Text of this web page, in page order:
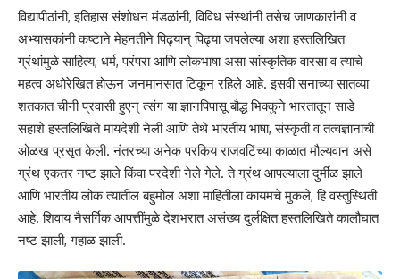
विद्यापीठांनी, इतिहास संशोधन मंडळांनी, विविध संस्थांनी तसेच जाणकारांनी व
अभ्यासकांनी कष्टाने मेहनतीने पिढ्यान् पिढ्या जपलेल्या अशा हस्तलिखित
ग्रंथांमुळे साहित्य, धर्म, परंपरा आणि लोकभाषा असा सांस्कृतिक वारसा व त्याचे
महत्व अधोरेखित होऊन जनमानसात टिकून रहिले आहे. इसवी सनाच्या सातव्या
शतकात चीनी प्रवासी हुएन् त्संग या ज्ञानपिपासू बौद्ध भिक्कुने भारतातून साडे
सहाशे हस्तलिखिते मायदेशी नेली आणि तेथे भारतीय भाषा, संस्कृती व तत्वज्ञानाची
ओळख प्रसृत केली. नंतरच्या अनेक परकिय राजवटिंच्या काळात मौल्यवान असे
ग्रंथ एकतर नष्ट झाले किंवा परदेशी नेले गेले. ते ग्रंथ आपल्याला दुर्मीळ झाले
आणि भारतीय लोक त्यातील बहुमोल अशा माहितीला कायमचे मुकले, हि वस्तुस्थिती
आहे. शिवाय नैसर्गिक आपत्तींमुळे देशभरात असंख्य दुर्लक्षित हस्तलिखिते कालौघात
नष्ट झाली, गहाळ झाली.